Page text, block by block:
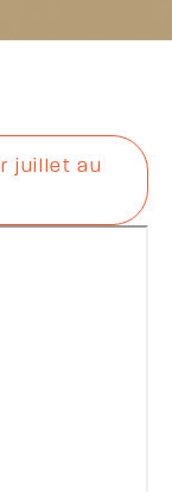
juillet au